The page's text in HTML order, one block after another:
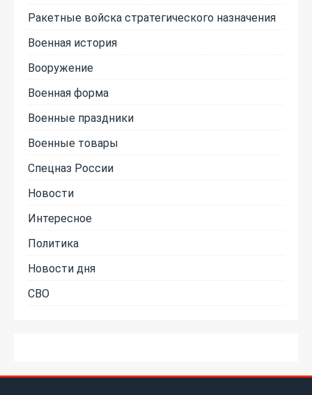
Ракетные войска стратегического назначения
Военная история
Вооружение
Военная форма
Военные праздники
Военные товары
Спецназ России
Новости
Интересное
Политика
Новости дня
СВО